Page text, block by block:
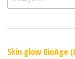
Skin glow BioAge